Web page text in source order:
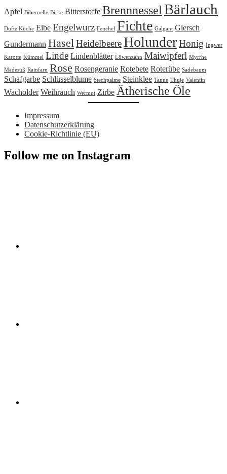
Apfel Bibernelle Birke Bitterstoffe Brennnessel Bärlauch
Dufte Küche Eibe Engelwurz Fenchel Fichte Galgant Giersch
Gundermann Hasel HeidelbeereHolunderHonig Ingwer
Karotte Kümmel Linde Lindenblätter Löwenzahn Maiwipferl Myrrhe
Mädesüß Rainfarn Rose Rosengeranie Rotebete Roterübe Sadebaum
Schafgarbe Schlüsselblume Stechpalme Steinklee Tanne Thuje Valentin
Wacholder Weihrauch Wermut Zirbe Ätherische Öle
Impressum
Datenschutzerklärung
Cookie-Richtlinie (EU)
Follow me on Instagram